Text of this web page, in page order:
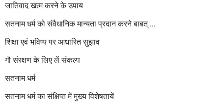
जातिवाद खत्म करने के उपाय
सतनाम धर्म को संवैधानिक मान्यता प्रदान करने बाबत् ...
शिक्षा एवं भविष्य पर आधारित सुझाव
गौ संरक्षण के लिए लें संकल्प
सतनाम धर्म
सतनाम धर्म का संक्षिप्त में मुख्य विशेषतायें